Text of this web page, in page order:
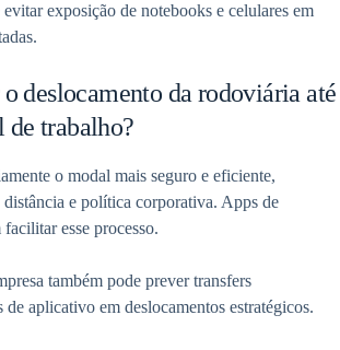
exposição de notebooks e celulares em
deslocamento da rodoviária até
de trabalho?
o modal mais seguro e eficiente,
e política corporativa. Apps de
esse processo.
também pode prever transfers
aplicativo em deslocamentos estratégicos.